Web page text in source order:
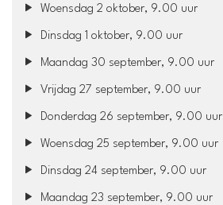
Woensdag 2 oktober, 9.00 uur
Dinsdag 1 oktober, 9.00 uur
Maandag 30 september, 9.00 uur
Vrijdag 27 september, 9.00 uur
Donderdag 26 september, 9.00 uur
Woensdag 25 september, 9.00 uur
Dinsdag 24 september, 9.00 uur
Maandag 23 september, 9.00 uur